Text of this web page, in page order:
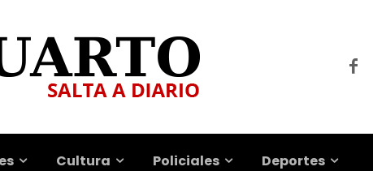
Cultura Policiales Deportes